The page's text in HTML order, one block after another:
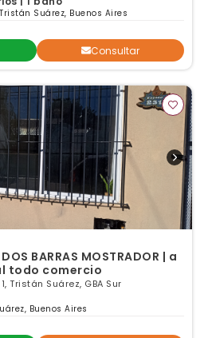
Suárez, Buenos Aires
Consultar
BARRAS MOSTRADOR | a
todo comercio
Tristán Suárez, GBA Sur
Buenos Aires